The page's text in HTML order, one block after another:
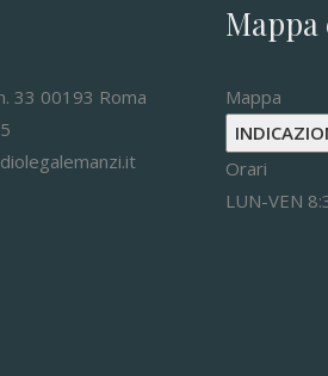
33 00193 Roma
Mappa
Orari
LUN-VEN